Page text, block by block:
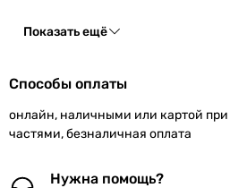
Показать ещё
Способы оплаты
онлайн, наличными или картой при
частями, безналичная оплата
Нужна помощь?